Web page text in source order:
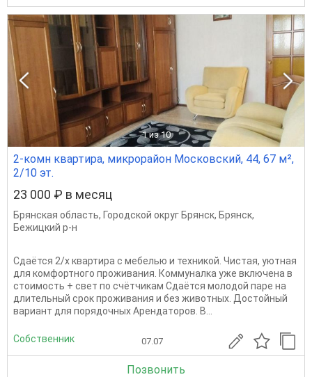
1 из 10
2-комн квартира, микрорайон Московский, 44, 67 м²,
2/10 эт.
23 000 ₽ в месяц
Брянская область, Городской округ Брянск, Брянск,
Бежицкий р-н
Сдаётся 2/х квартира с мебелью и техникой. Чистая, уютная
для комфортного проживания. Коммуналка уже включена в
стоимость + свет по счётчикам Сдаётся молодой паре на
длительный срок проживания и без животных. Достойный
вариант для порядочных Арендаторов. В...
Собственник 07.07
Позвонить